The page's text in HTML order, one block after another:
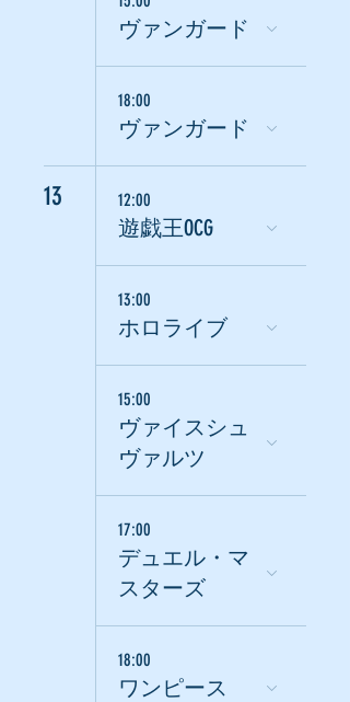
ヴァンガード
18:00
ヴァンガード
13 12:00
遊戯王OCG
13:00
ホロライブ
15:00
ヴァイスシュ
ヴァルツ
17:00
デュエル・マ
スターズ
18:00
ワンピース